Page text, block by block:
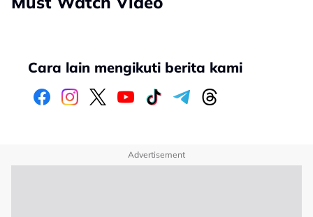
Cara lain mengikuti berita kami
Advertisement